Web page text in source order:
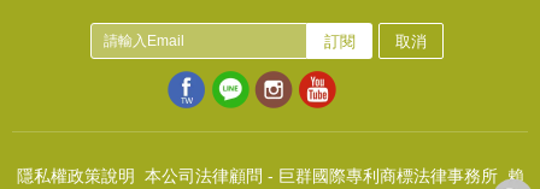
NT$350
(USD11.62)
訂閱 取消
隱私權政策說明 本公司法律顧問 - 巨群國際專利商標法律事務所 賴